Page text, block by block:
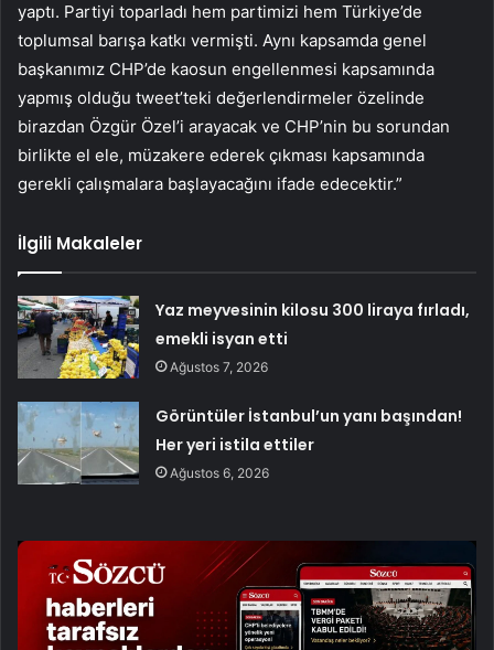
yaptı. Partiyi toparladı hem partimizi hem Türkiye’de
toplumsal barışa katkı vermişti. Aynı kapsamda genel
başkanımız CHP’de kaosun engellenmesi kapsamında
yapmış olduğu tweet’teki değerlendirmeler özelinde
birazdan Özgür Özel’i arayacak ve CHP’nin bu sorundan
birlikte el ele, müzakere ederek çıkması kapsamında
gerekli çalışmalara başlayacağını ifade edecektir.”
İlgili Makaleler
Yaz meyvesinin kilosu 300 liraya fırladı,
emekli isyan etti
Ağustos 7, 2026
Görüntüler İstanbul’un yanı başından!
Her yeri istila ettiler
Ağustos 6, 2026